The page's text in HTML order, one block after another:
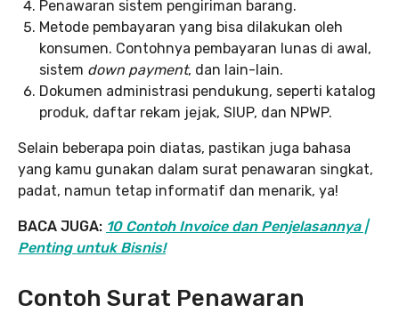
Penawaran sistem pengiriman barang.
Metode pembayaran yang bisa dilakukan oleh
konsumen. Contohnya pembayaran lunas di awal,
sistem down payment, dan lain-lain.
Dokumen administrasi pendukung, seperti katalog
produk, daftar rekam jejak, SIUP, dan NPWP.
Selain beberapa poin diatas, pastikan juga bahasa
yang kamu gunakan dalam surat penawaran singkat,
padat, namun tetap informatif dan menarik, ya!
BACA JUGA: 10 Contoh Invoice dan Penjelasannya |
Penting untuk Bisnis!
Contoh Surat Penawaran